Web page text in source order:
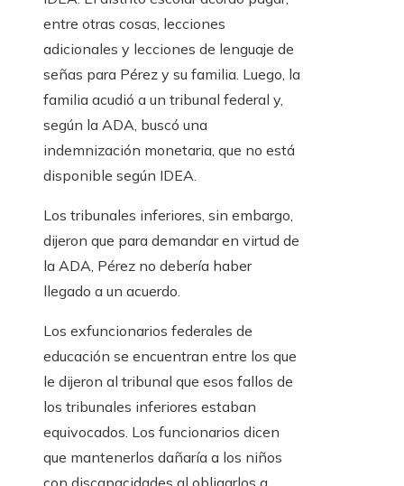
entre otras cosas, lecciones
adicionales y lecciones de lenguaje de
señas para Pérez y su familia. Luego, la
familia acudió a un tribunal federal y,
según la ADA, buscó una
indemnización monetaria, que no está
disponible según IDEA.
Los tribunales inferiores, sin embargo,
dijeron que para demandar en virtud de
la ADA, Pérez no debería haber
llegado a un acuerdo.
Los exfuncionarios federales de
educación se encuentran entre los que
le dijeron al tribunal que esos fallos de
los tribunales inferiores estaban
equivocados. Los funcionarios dicen
que mantenerlos dañaría a los niños